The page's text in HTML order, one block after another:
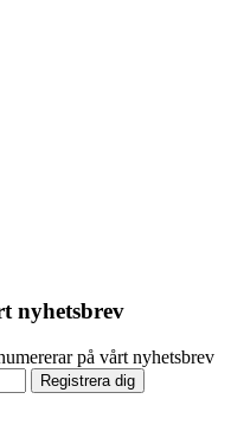
nyhetsbrev
på vårt nyhetsbrev
Registrera dig